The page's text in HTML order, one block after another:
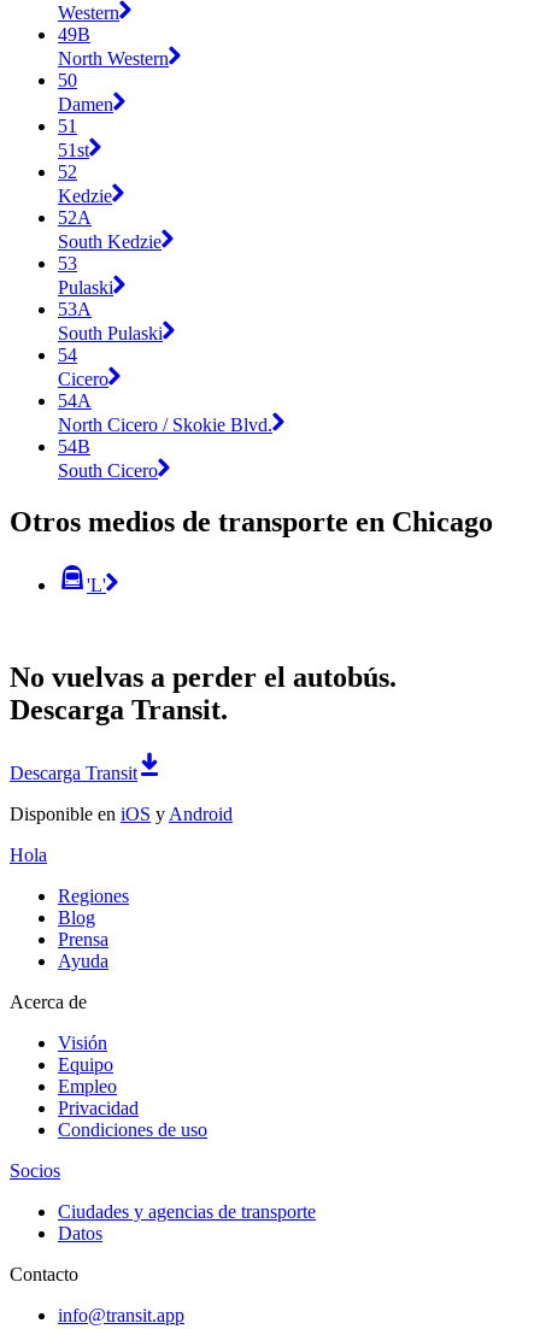
Western
49B
North Western
50
Damen
51
51st
52
Kedzie
52A
South Kedzie
53
Pulaski
53A
South Pulaski
54
Cicero
54A
North Cicero / Skokie Blvd.
54B
South Cicero
Otros medios de transporte en Chicago
'L'
No vuelvas a perder el autobús.
Descarga Transit.
Descarga Transit
Disponible en iOS y Android
Hola
Regiones
Blog
Prensa
Ayuda
Acerca de
Visión
Equipo
Empleo
Privacidad
Condiciones de uso
Socios
Ciudades y agencias de transporte
Datos
Contacto
info@transit.app